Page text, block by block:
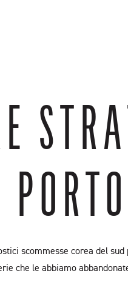
scommesse corea del
che le abbiamo